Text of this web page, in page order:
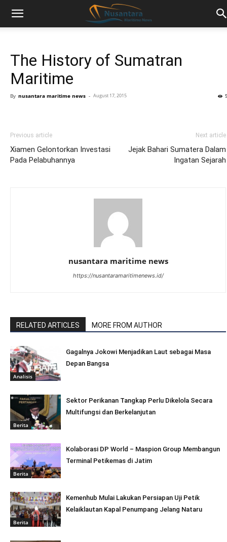
The History of Sumatran
Maritime
By nusantara maritime news - August 17, 2015
Previous article
Xiamen Gelontorkan Investasi
Pada Pelabuhannya
Next article
Jejak Bahari Sumatera Dalam
Ingatan Sejarah
nusantara maritime news
https://nusantaramaritimenews.id/
RELATED ARTICLES MORE FROM AUTHOR
Analisis
Gagalnya Jokowi Menjadikan Laut sebagai Masa
Depan Bangsa
Berita
Sektor Perikanan Tangkap Perlu Dikelola Secara
Multifungsi dan Berkelanjutan
Berita
Kolaborasi DP World – Maspion Group Membangun
Terminal Petikemas di Jatim
Berita
Kemenhub Mulai Lakukan Persiapan Uji Petik
Kelaiklautan Kapal Penumpang Jelang Nataru